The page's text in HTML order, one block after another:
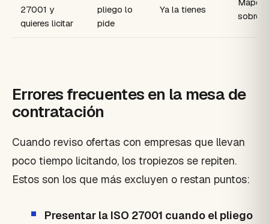
27001 y
quieres licitar
pliego lo
pide
Ya la tienes
sobre
Errores frecuentes en la mesa de
contratación
Cuando reviso ofertas con empresas que llevan
poco tiempo licitando, los tropiezos se repiten.
Estos son los que más excluyen o restan puntos:
Presentar la ISO 27001 cuando el pliego